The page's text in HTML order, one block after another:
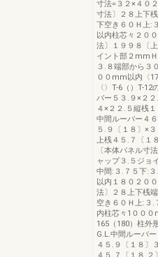
寸法=３２×４０
寸法〕２８上下
下空き６０Ｈ上:
以内柱芯々２０
法〕１９９８〔
イント部２mm
３.８端部から３
００mm以内〈
〈〉T-6（）T-
バー５３.９×２
４×２２.５縦桟
中間ルーバー４
５.９〔１８〕×
上桟４５.７〔１
〔本体パネル寸
ャップ３.５ジョ
中間:３.７５下:
以内１８０２０
法〕２８上下桟
空き６０Ｈ上:３
内柱芯々1００
165（180）柱外
G.L.中間ルーバ
４５.９〔１８〕
４５.７〔１８.２